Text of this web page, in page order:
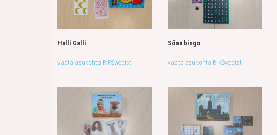
Halli Galli
vaata asukohta RIKSwebist
Sõna bingo
vaata asukohta RIKSwebist